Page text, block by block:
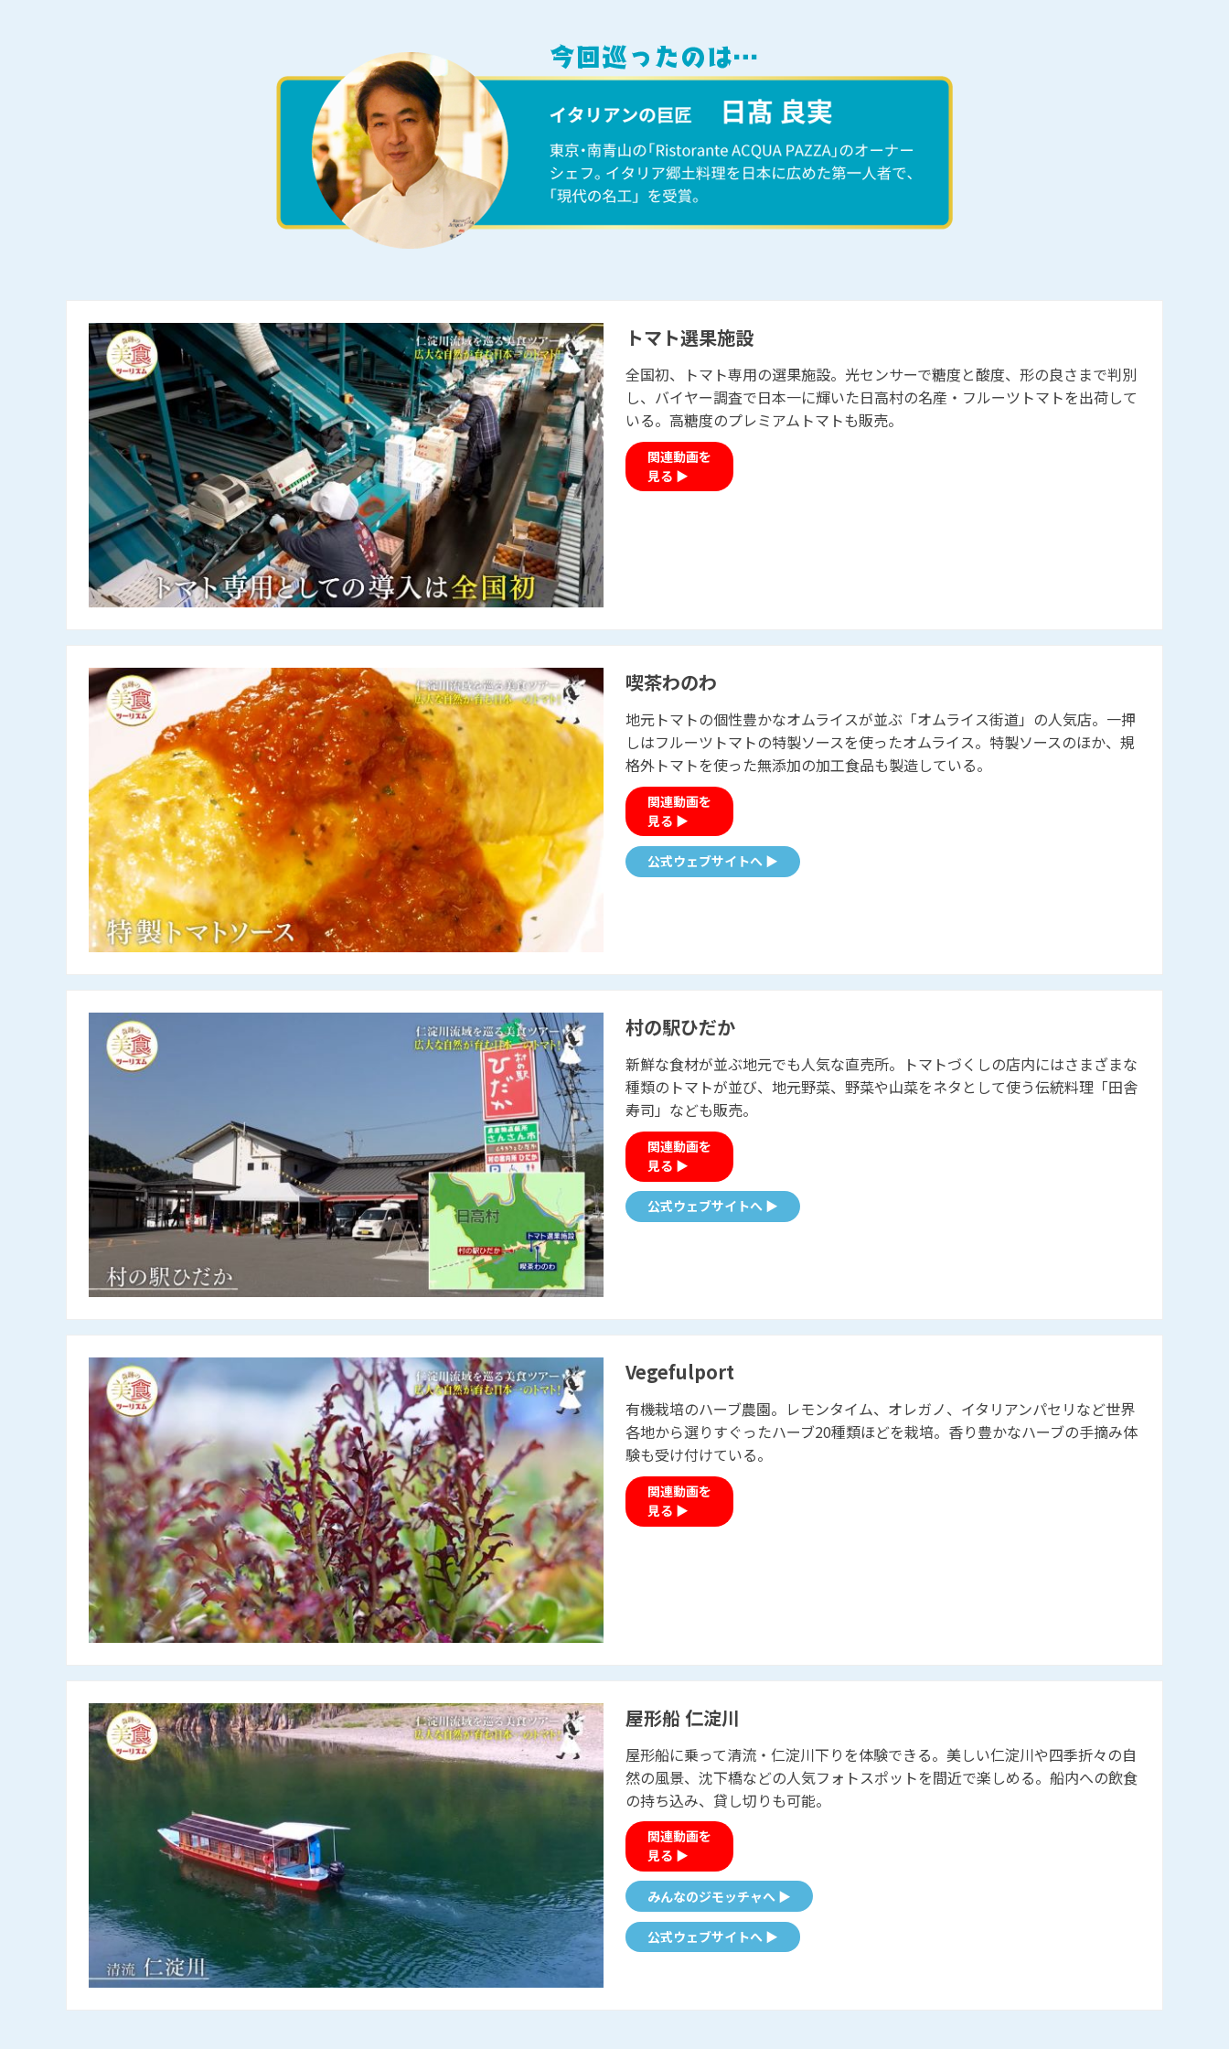
トマト選果施設 トマト選果施設
全国初、トマト専用の選果施設。光センサーで糖度と酸度、形の良さまで判別
し、バイヤー調査で日本一に輝いた日高村の名産・フルーツトマトを出荷して
いる。高糖度のプレミアムトマトも販売。
関連動画を
見る ▶
喫茶わのわ 喫茶わのわ
地元トマトの個性豊かなオムライスが並ぶ「オムライス街道」の人気店。一押
しはフルーツトマトの特製ソースを使ったオムライス。特製ソースのほか、規
格外トマトを使った無添加の加工食品も製造している。
関連動画を
見る ▶
公式ウェブサイトへ ▶
村の駅ひだか 村の駅ひだか
新鮮な食材が並ぶ地元でも人気な直売所。トマトづくしの店内にはさまざまな
種類のトマトが並び、地元野菜、野菜や山菜をネタとして使う伝統料理「田舎
寿司」なども販売。
関連動画を
見る ▶
公式ウェブサイトへ ▶
Vegefulport Vegefulport
有機栽培のハーブ農園。レモンタイム、オレガノ、イタリアンパセリなど世界
各地から選りすぐったハーブ20種類ほどを栽培。香り豊かなハーブの手摘み体
験も受け付けている。
関連動画を
見る ▶
屋形船 仁淀川 屋形船 仁淀川
屋形船に乗って清流・仁淀川下りを体験できる。美しい仁淀川や四季折々の自
然の風景、沈下橋などの人気フォトスポットを間近で楽しめる。船内への飲食
の持ち込み、貸し切りも可能。
関連動画を
見る ▶
みんなのジモッチャへ ▶
公式ウェブサイトへ ▶